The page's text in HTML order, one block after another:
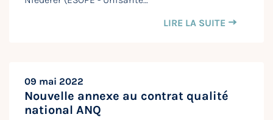
LIRE LA SUITE
09 mai 2022
Nouvelle annexe au contrat qualité
national ANQ